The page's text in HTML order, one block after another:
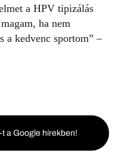
a HPV tipizálás
ha nem
a kedvenc sportom” –
t a Google hírekben!